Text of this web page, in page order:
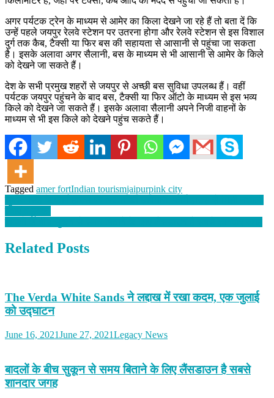
अगर पर्यटक ट्रेन के माध्यम से आमेर का किला देखने जा रहे हैं तो बता दें कि
उन्हें पहले जयपुर रेलवे स्टेशन पर उतरना होगा और रेलवे स्टेशन से इस विशाल
दुर्ग तक कैब, टैक्सी या फिर बस की सहायता से आसानी से पहुंचा जा सकता
है। इसके अलावा अगर सैलानी, बस के माध्यम से भी आसानी से आमेर के किले
को देखने जा सकते हैं।
देश के सभी प्रमुख शहरों से जयपुर से अच्छी बस सुविधा उपलब्ध हैं। वहीं
पर्यटक जयपुर पहुंचने के बाद बस, टैक्सी या फिर ऑटो के माध्यम से इस भव्य
किले को देखने जा सकते हैं। इसके अलावा सैलानी अपने निजी वाहनों के
माध्यम से भी इस किले को देखने पहुंच सकते हैं।
Tagged amer fortIndian tourismjaipurpink city
Post
navigation
Related Posts
The Verda White Sands ने लद्दाख में रखा कदम, एक जुलाई
को उद्घाटन
June 16, 2021June 27, 2021Legacy News
बादलों के बीच सुकून से समय बिताने के लिए लैंसडाउन है सबसे
शानदार जगह